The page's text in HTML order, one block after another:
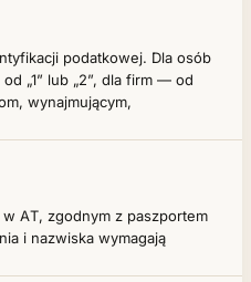
podatkowej. Dla osób
„1” lub „2”, dla firm — od
wynajmującym,
AT, zgodnym z paszportem
i nazwiska wymagają